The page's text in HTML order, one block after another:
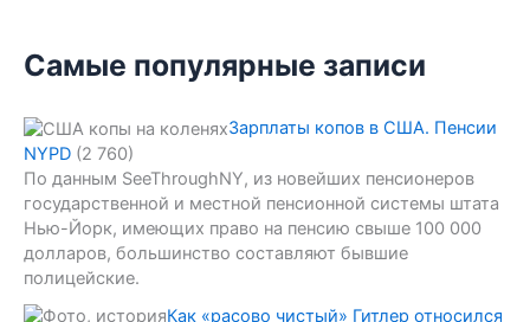
Самые популярные записи
Зарплаты копов в США. Пенсии
NYPD (2 760)
По данным SeeThroughNY, из новейших пенсионеров
государственной и местной пенсионной системы штата
Нью-Йорк, имеющих право на пенсию свыше 100 000
долларов, большинство составляют бывшие
полицейские.
Как «расово чистый» Гитлер относился